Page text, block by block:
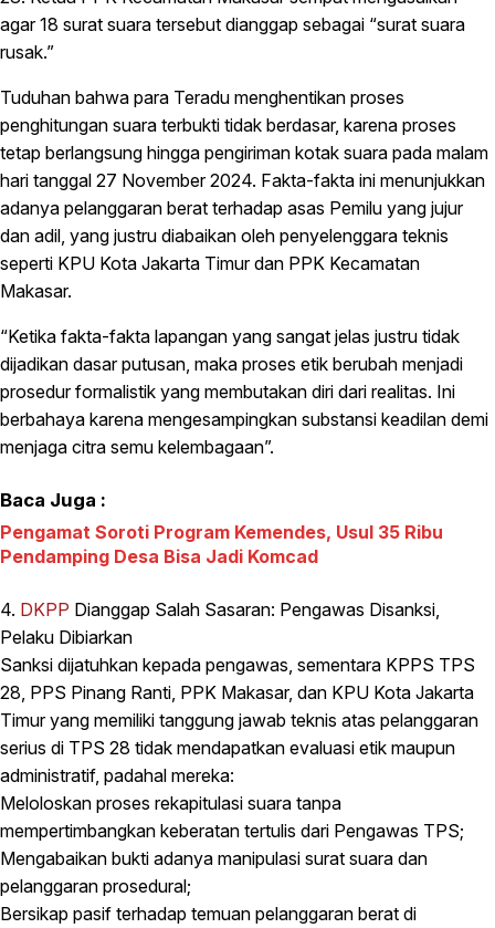
agar 18 surat suara tersebut dianggap sebagai “surat suara
rusak.”
Tuduhan bahwa para Teradu menghentikan proses
penghitungan suara terbukti tidak berdasar, karena proses
tetap berlangsung hingga pengiriman kotak suara pada malam
hari tanggal 27 November 2024. Fakta-fakta ini menunjukkan
adanya pelanggaran berat terhadap asas Pemilu yang jujur
dan adil, yang justru diabaikan oleh penyelenggara teknis
seperti KPU Kota Jakarta Timur dan PPK Kecamatan
Makasar.
“Ketika fakta-fakta lapangan yang sangat jelas justru tidak
dijadikan dasar putusan, maka proses etik berubah menjadi
prosedur formalistik yang membutakan diri dari realitas. Ini
berbahaya karena mengesampingkan substansi keadilan demi
menjaga citra semu kelembagaan”.
Baca Juga :
Pengamat Soroti Program Kemendes, Usul 35 Ribu
Pendamping Desa Bisa Jadi Komcad
4. DKPP Dianggap Salah Sasaran: Pengawas Disanksi,
Pelaku Dibiarkan
Sanksi dijatuhkan kepada pengawas, sementara KPPS TPS
28, PPS Pinang Ranti, PPK Makasar, dan KPU Kota Jakarta
Timur yang memiliki tanggung jawab teknis atas pelanggaran
serius di TPS 28 tidak mendapatkan evaluasi etik maupun
administratif, padahal mereka:
Meloloskan proses rekapitulasi suara tanpa
mempertimbangkan keberatan tertulis dari Pengawas TPS;
Mengabaikan bukti adanya manipulasi surat suara dan
pelanggaran prosedural;
Bersikap pasif terhadap temuan pelanggaran berat di